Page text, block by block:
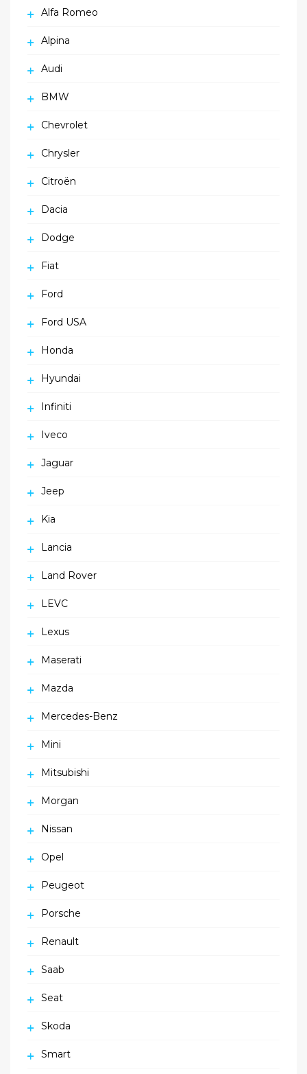
Alfa Romeo
Alpina
Audi
BMW
Chevrolet
Chrysler
Citroën
Dacia
Dodge
Fiat
Ford
Ford USA
Honda
Hyundai
Infiniti
Iveco
Jaguar
Jeep
Kia
Lancia
Land Rover
LEVC
Lexus
Maserati
Mazda
Mercedes-Benz
Mini
Mitsubishi
Morgan
Nissan
Opel
Peugeot
Porsche
Renault
Saab
Seat
Skoda
Smart